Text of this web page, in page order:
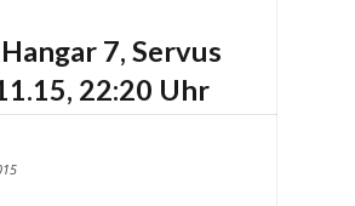
7, Servus
22:20 Uhr